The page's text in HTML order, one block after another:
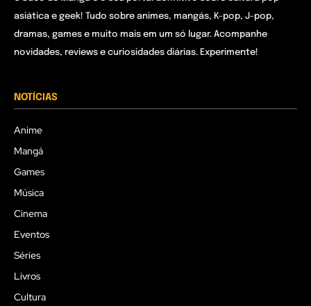
asiática e geek! Tudo sobre animes, mangás, K-pop, J-pop,
dramas, games e muito mais em um só lugar. Acompanhe
novidades, reviews e curiosidades diárias. Experimente!
NOTÍCIAS
Anime
Mangá
Games
Música
Cinema
Eventos
Séries
Livros
Cultura